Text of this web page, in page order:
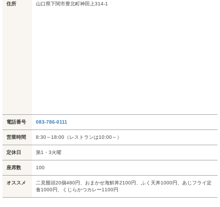
住所 山口県下関市豊北町神田上314-1
電話番号 083-786-0111
営業時間 8:30～18:00（レストランは10:00～）
定休日 第1・3火曜
座席数 100
オススメ
二見饅頭20個480円、おまかせ海鮮丼2100円、ふく天丼1000円、あじフライ定
食1000円、くじらかつカレー1100円